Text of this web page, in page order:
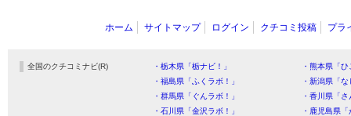
ホーム サイトマップ ログイン クチコミ投稿 プラ
全国のクチコミナビ(R) ・栃木県「栃ナビ！」
・熊本県「
・福島県「ふくラボ！」
・新潟県「
・群馬県「ぐんラボ！」
・香川県「
・石川県「金沢ラボ！」
・鹿児島県